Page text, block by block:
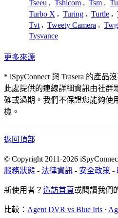
Tseeu , Tshicom , Tsm ,
Turbo X , Turing , Turtle ,
Tvt , Tweety Camera , Twg
Tysvance
更多來源
* iSpyConnect 與 Trasera 的產品
此處提供的連線詳細資訊由社群
確或過期。我們不保證您能夠使
機。
返回頂部
© Copyright 2011-2026
服務狀態 - 法律資訊 - 安全政策 -
新使用者？ 造訪首頁或閱讀我們
比較： Agent DVR vs Blue Iris ·